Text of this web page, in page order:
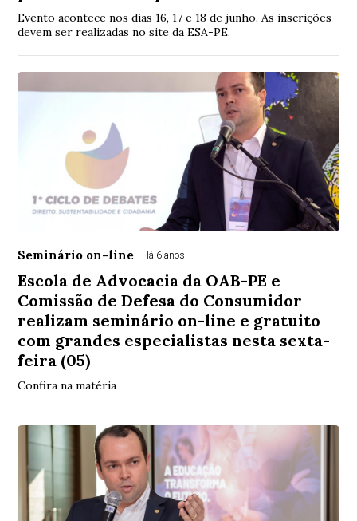
Evento acontece nos dias 16, 17 e 18 de junho. As inscrições
devem ser realizadas no site da ESA-PE.
Seminário on-line Há 6 anos
Escola de Advocacia da OAB-PE e
Comissão de Defesa do Consumidor
realizam seminário on-line e gratuito
com grandes especialistas nesta sexta-
feira (05)
Confira na matéria